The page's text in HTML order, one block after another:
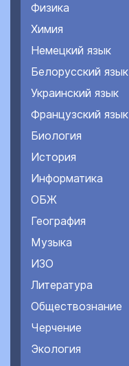
Физика
Химия
Немецкий язык
Белорусский язык
Украинский язык
Французский язык
Биология
История
Информатика
ОБЖ
География
Музыка
ИЗО
Литература
Обществознание
Черчение
Экология